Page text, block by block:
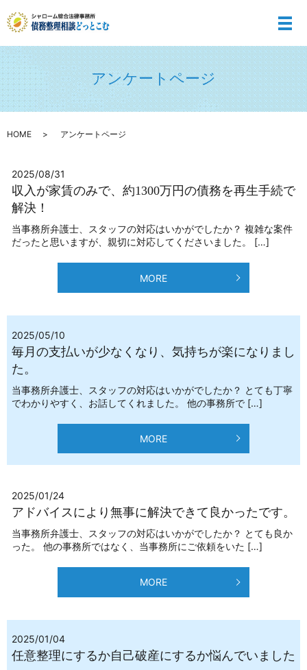
メ
アンケートページ
HOME アンケートページ
2025/08/31
収入が家賃のみで、約1300万円の債務を再生手続で
解決！
当事務所弁護士、スタッフの対応はいかがでしたか？ 複雑な案件
だったと思いますが、親切に対応してくださいました。 […]
MORE
2025/05/10
毎月の支払いが少なくなり、気持ちが楽になりまし
た。
当事務所弁護士、スタッフの対応はいかがでしたか？ とても丁寧
でわかりやすく、お話してくれました。 他の事務所で […]
MORE
2025/01/24
アドバイスにより無事に解決できて良かったです。
当事務所弁護士、スタッフの対応はいかがでしたか？ とても良か
った。 他の事務所ではなく、当事務所にご依頼をいた […]
MORE
2025/01/04
任意整理にするか自己破産にするか悩んでいました